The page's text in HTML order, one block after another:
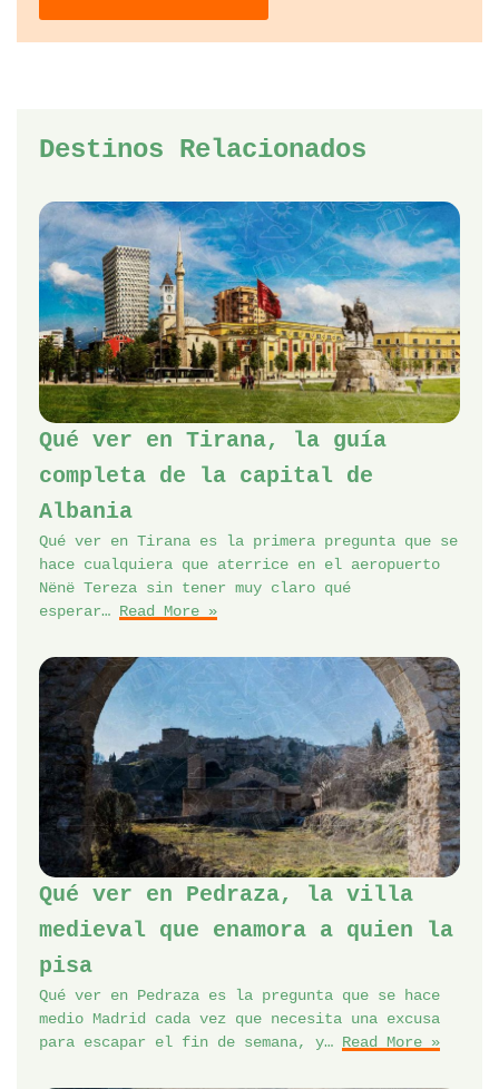
Destinos Relacionados
Qué ver en Tirana, la guía
completa de la capital de
Albania
Qué ver en Tirana es la primera pregunta que se
hace cualquiera que aterrice en el aeropuerto
Nënë Tereza sin tener muy claro qué
esperar… Read More »
Qué ver en Pedraza, la villa
medieval que enamora a quien la
pisa
Qué ver en Pedraza es la pregunta que se hace
medio Madrid cada vez que necesita una excusa
para escapar el fin de semana, y… Read More »